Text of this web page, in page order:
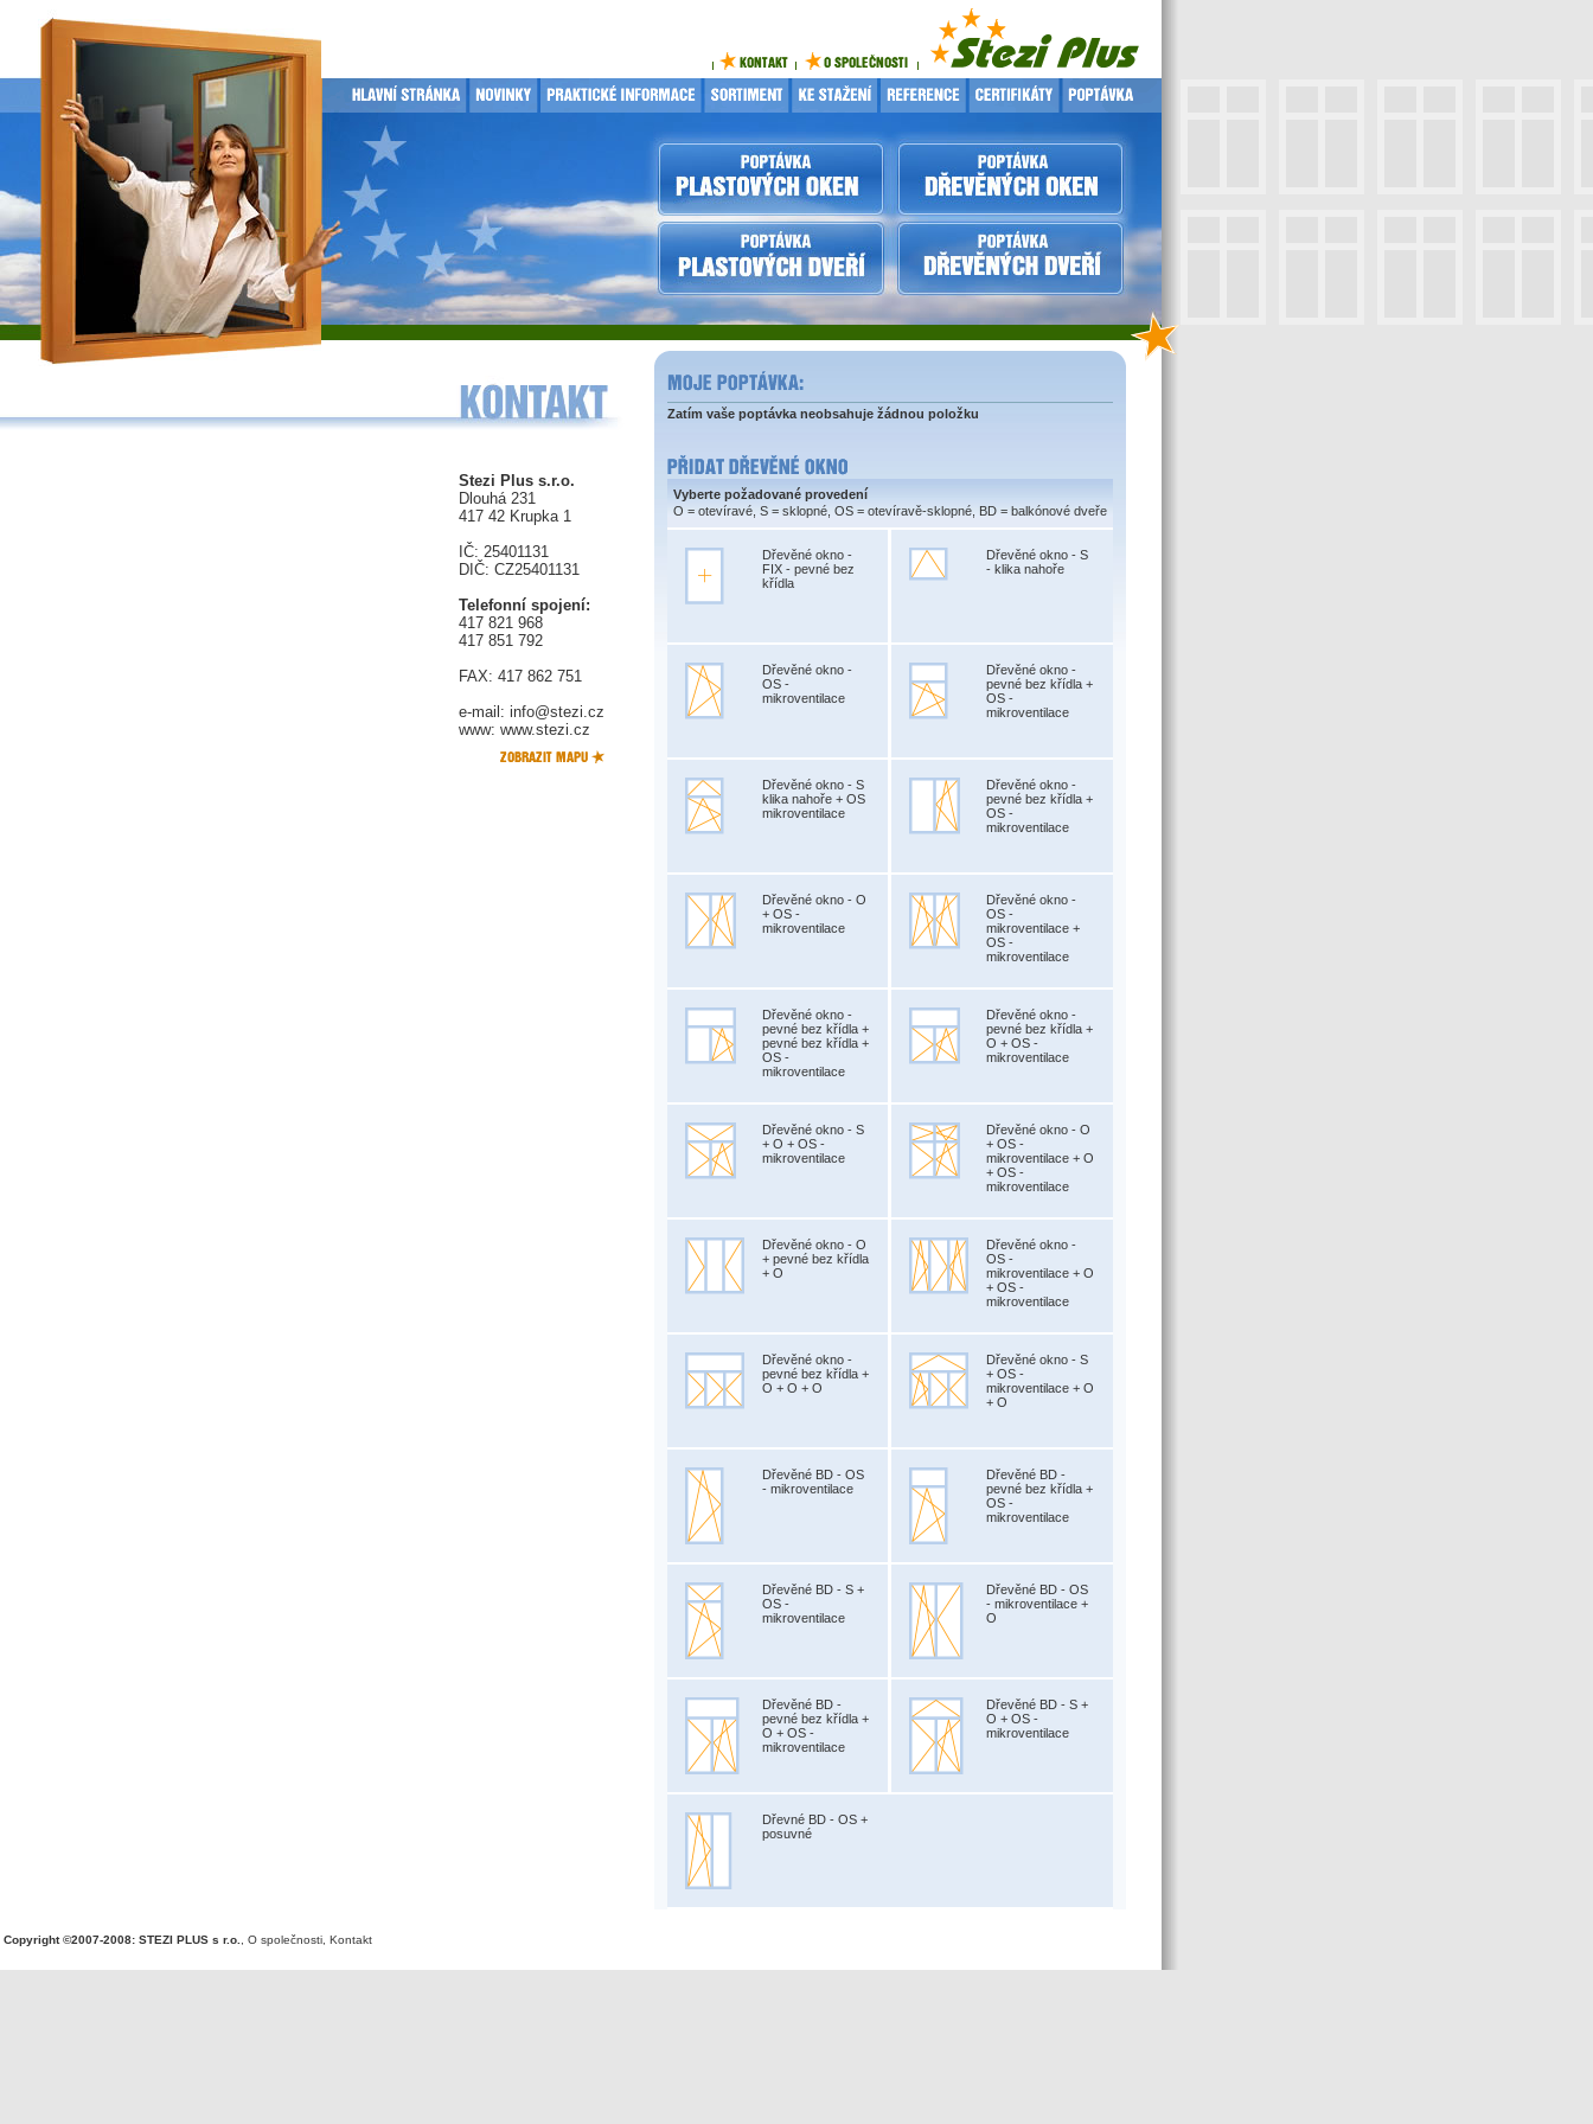
Stezi Plus s.r.o.
Dlouhá 231
417 42 Krupka 1
IČ: 25401131
DIČ: CZ25401131
Telefonní spojení:
417 821 968
417 851 792
FAX: 417 862 751
e-mail: info@stezi.cz
www: www.stezi.cz
Zatím vaše poptávka neobsahuje žádnou položku
Vyberte požadované provedení
O = otevíravé, S = sklopné, OS = otevíravě-sklopné, BD = balkónové dveře
Dřevěné okno -
FIX - pevné bez
křídla
Dřevěné okno - S
- klika nahoře
Dřevěné okno -
OS -
mikroventilace
Dřevěné okno -
pevné bez křídla +
OS -
mikroventilace
Dřevěné okno - S
klika nahoře + OS
mikroventilace
Dřevěné okno -
pevné bez křídla +
OS -
mikroventilace
Dřevěné okno - O
+ OS -
mikroventilace
Dřevěné okno -
OS -
mikroventilace +
OS -
mikroventilace
Dřevěné okno -
pevné bez křídla +
pevné bez křídla +
OS -
mikroventilace
Dřevěné okno -
pevné bez křídla +
O + OS -
mikroventilace
Dřevěné okno - S
+ O + OS -
mikroventilace
Dřevěné okno - O
+ OS -
mikroventilace + O
+ OS -
mikroventilace
Dřevěné okno - O
+ pevné bez křídla
+ O
Dřevěné okno -
OS -
mikroventilace + O
+ OS -
mikroventilace
Dřevěné okno -
pevné bez křídla +
O + O + O
Dřevěné okno - S
+ OS -
mikroventilace + O
+ O
Dřevěné BD - OS
- mikroventilace
Dřevěné BD -
pevné bez křídla +
OS -
mikroventilace
Dřevěné BD - S +
OS -
mikroventilace
Dřevěné BD - OS
- mikroventilace +
O
Dřevěné BD -
pevné bez křídla +
O + OS -
mikroventilace
Dřevěné BD - S +
O + OS -
mikroventilace
Dřevné BD - OS +
posuvné
Copyright ©2007-2008: STEZI PLUS s r.o. O společnosti Kontakt